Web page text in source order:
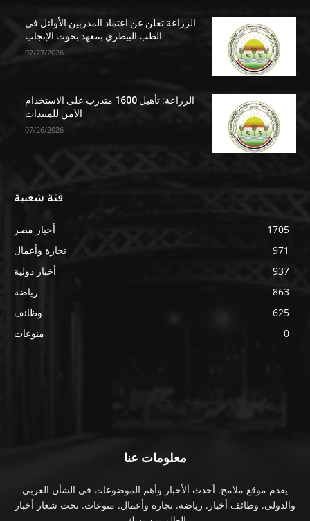
الزراعة تعلن عن اعتماد المدربين الأوائل في
الطب البيطري بمعهد بحوث الإنجاب
07/27/2026
الزراعة: تأهيل 1600 متدرب على الاستخدام
الآمن للمبيدات
07/26/2026
فئة شعبية
أخبار مصر
1705
تجارة وأعمال
971
أخبار دولية
937
رياضة
863
وظائف
625
منوعات
0
معلومات عنا
يقدم موقع ملامح. أحدث ألأخبار وأهم الموضوعات فى الشأن العربى
والدولى. وظائف أخبار. رياضه. تجاره وأعمال. منوعات. تحت شعار أخبار